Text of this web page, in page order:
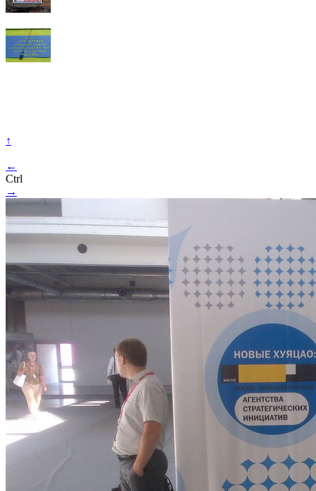
↑
←
Ctrl
→